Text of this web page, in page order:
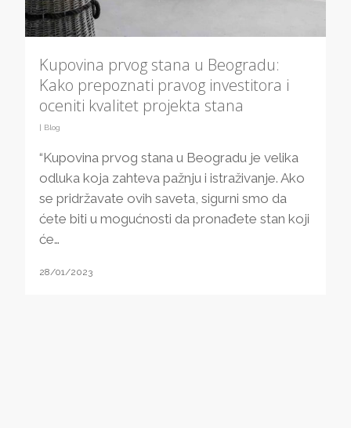
Kupovina prvog stana u Beogradu:
Kako prepoznati pravog investitora i
oceniti kvalitet projekta stana
| Blog
“Kupovina prvog stana u Beogradu je velika
odluka koja zahteva pažnju i istraživanje. Ako
se pridržavate ovih saveta, sigurni smo da
ćete biti u mogućnosti da pronađete stan koji
će…
28/01/2023